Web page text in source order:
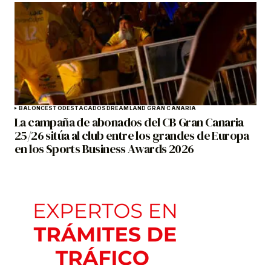
BALONCESTODESTACADOSDREAMLAND GRAN CANARIA
La campaña de abonados del CB Gran Canaria
25/26 sitúa al club entre los grandes de Europa
en los Sports Business Awards 2026